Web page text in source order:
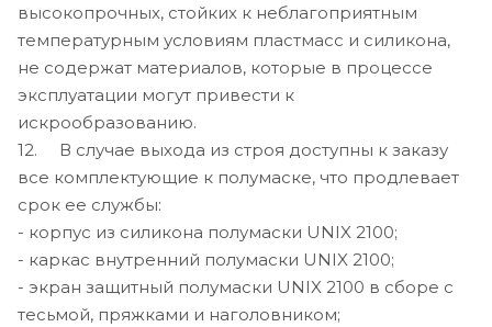
высокопрочных, стойких к неблагоприятным
температурным условиям пластмасс и силикона,
не содержат материалов, которые в процессе
эксплуатации могут привести к
искрообразованию.
12. В случае выхода из строя доступны к заказу
все комплектующие к полумаске, что продлевает
срок ее службы:
- корпус из силикона полумаски UNIX 2100;
- каркас внутренний полумаски UNIX 2100;
- экран защитный полумаски UNIX 2100 в сборе с
тесьмой, пряжками и наголовником;